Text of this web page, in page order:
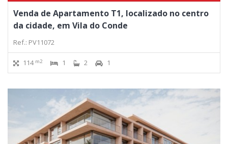
Venda de Apartamento T1, localizado no centro
da cidade, em Vila do Conde
Ref.: PV11072
114 m2 1 2 1